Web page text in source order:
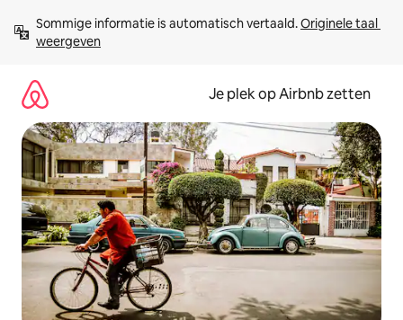
direct
naar
Sommige informatie is automatisch vertaald. Originele taal
weergeven
Je plek op Airbnb zetten